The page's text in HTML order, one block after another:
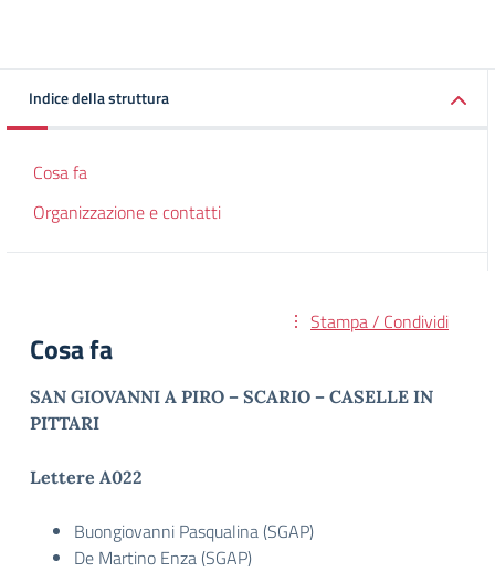
Indice della struttura
Cosa fa
Organizzazione e contatti
Stampa / Condividi
Cosa fa
SAN GIOVANNI A PIRO – SCARIO – CASELLE IN
PITTARI
Lettere A022
Buongiovanni Pasqualina (SGAP)
De Martino Enza (SGAP)